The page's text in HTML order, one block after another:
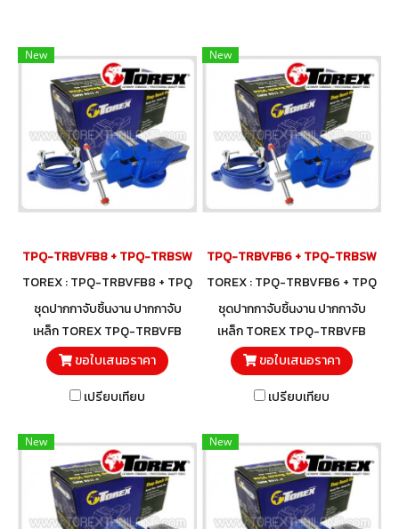
New
TPQ-TRBVFB8 + TPQ-TRBSWV8 ชุดปากกาจับชิ้นงาน 200 มม. (8") พ
TOREX : TPQ-TRBVFB8 + TPQ
-TRBSWV8
ชุดปากกาจับชิ้นงาน ปากกาจับ
เหล็ก TOREX TPQ-TRBVFB
พร้อมฐานหมุนรอบ 360 องศา
TPQ-TRBSWV สำหรับใช้กับ
ปากกาจับชิ้นงาน TOREX ชุด
ขอใบเสนอราคา
เปรียบเทียบ
New
TPQ-TRBVFB6 + TPQ-
TOREX : TPQ-TRBVFB6 + TPQ
-TRBSWV6
ชุดปากกาจับชิ้นงาน ปากกาจับ
เหล็ก TOREX TPQ-TRBVFB
พร้อมฐานหมุนรอบ 360 องศา
TPQ-TRBSWV สำหรับใช้กับ
ปากกาจับชิ้นงาน TOREX ชุด
ขอใบเสนอราคา
เปรียบเทียบ
New New